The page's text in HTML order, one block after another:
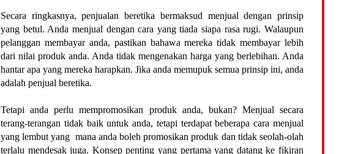
Secara ringkasnya, penjualan beretika bermaksud menjual dengan prinsip
yang betul. Anda menjual dengan cara yang tiada siapa rasa rugi. Walaupun
pelanggan membayar anda, pastikan bahawa mereka tidak membayar lebih
dari nilai produk anda. Anda tidak mengenakan harga yang berlebihan. Anda
hantar apa yang mereka harapkan. Jika anda memupuk semua prinsip ini, anda
adalah penjual beretika.
Tetapi anda perlu mempromosikan produk anda, bukan? Menjual secara
terang-terangan tidak baik untuk anda, tetapi terdapat beberapa cara menjual
yang lembut yang mana anda boleh promosikan produk dan tidak seolah-olah
terlalu mendesak juga. Konsep penting yang pertama yang datang ke fikiran